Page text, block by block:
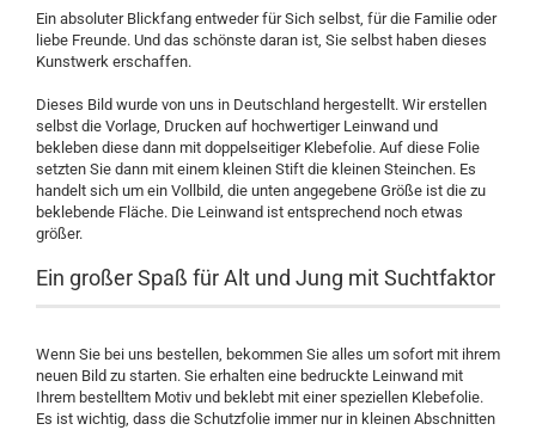
Ein absoluter Blickfang entweder für Sich selbst, für die Familie oder
liebe Freunde. Und das schönste daran ist, Sie selbst haben dieses
Kunstwerk erschaffen.
Dieses Bild wurde von uns in Deutschland hergestellt. Wir erstellen
selbst die Vorlage, Drucken auf hochwertiger Leinwand und
bekleben diese dann mit doppelseitiger Klebefolie. Auf diese Folie
setzten Sie dann mit einem kleinen Stift die kleinen Steinchen. Es
handelt sich um ein Vollbild, die unten angegebene Größe ist die zu
beklebende Fläche. Die Leinwand ist entsprechend noch etwas
größer.
Ein großer Spaß für Alt und Jung mit Suchtfaktor
Wenn Sie bei uns bestellen, bekommen Sie alles um sofort mit ihrem
neuen Bild zu starten. Sie erhalten eine bedruckte Leinwand mit
Ihrem bestelltem Motiv und beklebt mit einer speziellen Klebefolie.
Es ist wichtig, dass die Schutzfolie immer nur in kleinen Abschnitten